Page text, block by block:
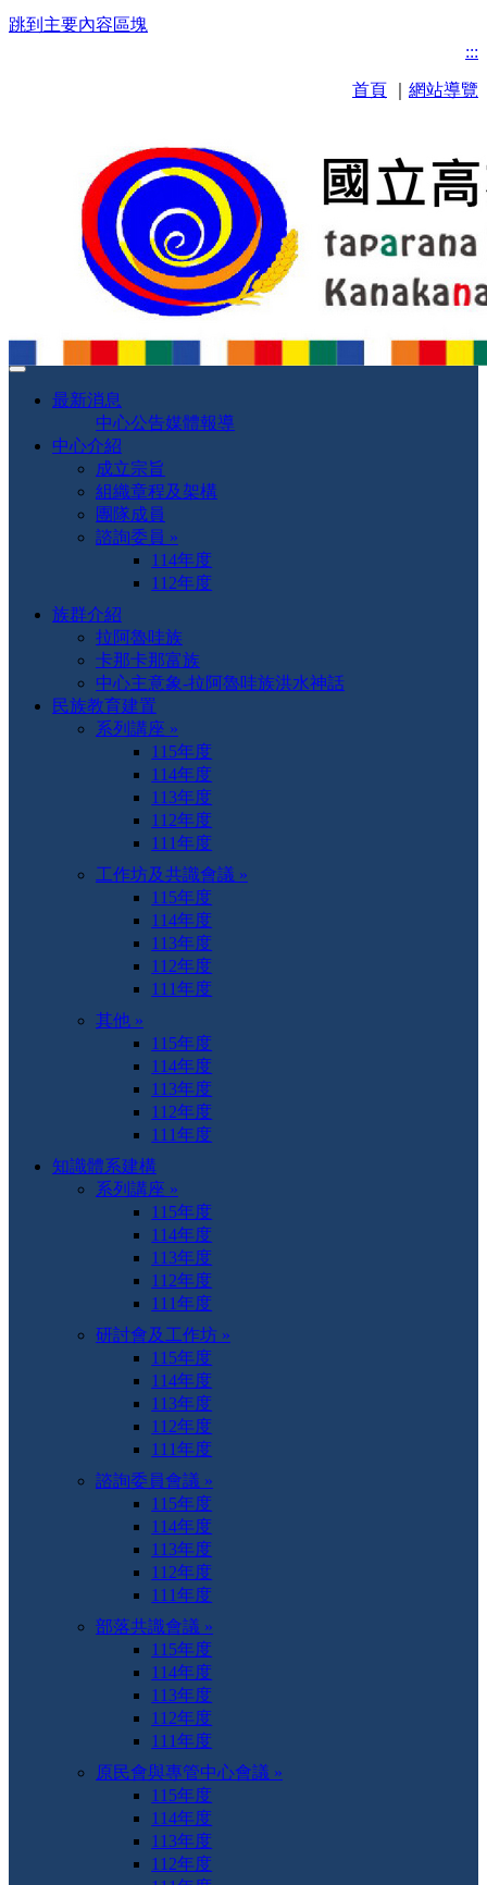
跳到主要內容區塊
:::
首頁 網站導覽
最新消息
中心公告媒體報導
中心介紹
成立宗旨
組織章程及架構
團隊成員
諮詢委員 »
114年度
112年度
族群介紹
拉阿魯哇族
卡那卡那富族
中心主意象-拉阿魯哇族洪水神話
民族教育建置
系列講座 »
115年度
114年度
113年度
112年度
111年度
工作坊及共識會議 »
115年度
114年度
113年度
112年度
111年度
其他 »
115年度
114年度
113年度
112年度
111年度
知識體系建構
系列講座 »
115年度
114年度
113年度
112年度
111年度
研討會及工作坊 »
115年度
114年度
113年度
112年度
111年度
諮詢委員會議 »
115年度
114年度
113年度
112年度
111年度
部落共識會議 »
115年度
114年度
113年度
112年度
111年度
原民會與專管中心會議 »
115年度
114年度
113年度
112年度